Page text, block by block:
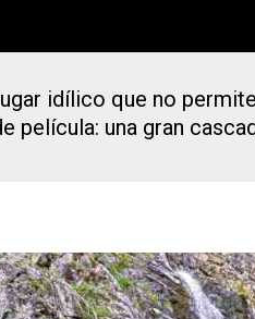
idílico que no
película: una gran